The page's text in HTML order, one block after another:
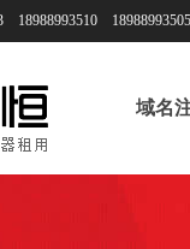
18988993510 18988993505
域名